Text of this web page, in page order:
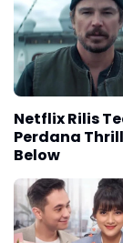
Netflix Rilis
Perdana
Below